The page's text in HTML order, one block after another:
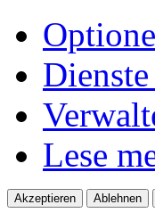
Lese
Akzeptieren Ablehnen